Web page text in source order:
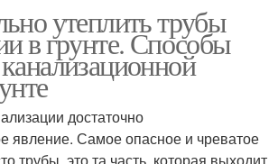
утеплить трубы
в грунте. Способы
достаточно
явление. Самое опасное и чреватое
трубы, это та часть, которая выходит